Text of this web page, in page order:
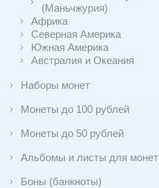
(Маньчжурия)
Африка
Северная Америка
Южная Америка
Австралия и Океания
Наборы монет
Монеты до 100 рублей
Монеты до 50 рублей
Альбомы и листы для монет
Боны (банкноты)